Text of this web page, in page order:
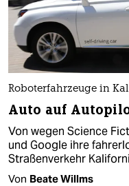
Roboterfahrzeuge in
Auto auf
Von wegen Science
und Google ihre
Straßenverkehr
Von Beate Willms